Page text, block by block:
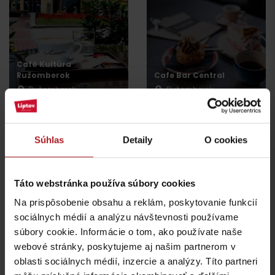
Súhlas Detaily O cookies
Táto webstránka používa súbory cookies
Na prispôsobenie obsahu a reklám, poskytovanie funkcií
sociálnych médií a analýzu návštevnosti používame
súbory cookie. Informácie o tom, ako používate naše
webové stránky, poskytujeme aj našim partnerom v
oblasti sociálnych médií, inzercie a analýzy. Títo partneri
Café Kultúra
Ružomberok
Ružomberok
Cafe Bar Central
Ružomberok
Chocolaterie Passé
Ružomberok
Bonsai restaurant
Ružomberok
Ružomberok